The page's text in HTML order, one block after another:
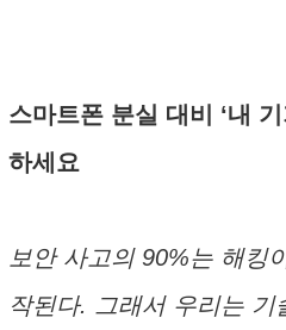
스마트폰 분실 대비 ‘내
하세요
보안 사고의 90%는 해킹
작된다. 그래서 우리는